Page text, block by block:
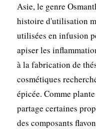
Asie, le genre
histoire d'utilisation
utilisées en infusion
apiser les
à la fabrication de
cosmétiques
épicée. Comme
partage certaines
des composants